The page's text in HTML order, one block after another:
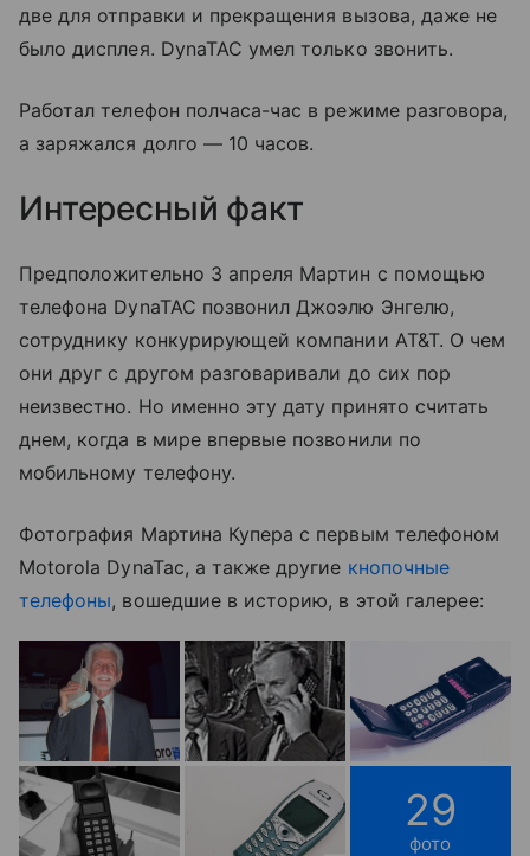
две для отправки и прекращения вызова, даже не
было дисплея. DynaTAC умел только звонить.
Работал телефон полчаса-час в режиме разговора,
а заряжался долго — 10 часов.
Интересный факт
Предположительно 3 апреля Мартин с помощью
телефона DynaTAC позвонил Джоэлю Энгелю,
сотруднику конкурирующей компании AT&T. О чем
они друг с другом разговаривали до сих пор
неизвестно. Но именно эту дату принято считать
днем, когда в мире впервые позвонили по
мобильному телефону.
Фотография Мартина Купера с первым телефоном
Motorola DynaTac, а также другие кнопочные
телефоны, вошедшие в историю, в этой галерее:
29
фото